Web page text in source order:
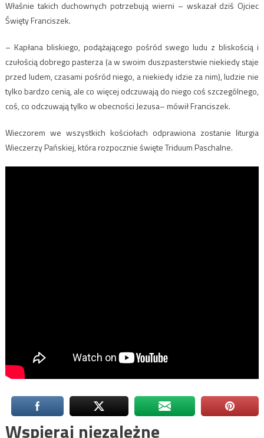
Właśnie takich duchownych potrzebują wierni – wskazał dziś Ojciec
Święty Franciszek.
– Kapłana bliskiego, podążającego pośród swego ludu z bliskością i
czułością dobrego pasterza (a w swoim duszpasterstwie niekiedy staje
przed ludem, czasami pośród niego, a niekiedy idzie za nim), ludzie nie
tylko bardzo cenią, ale co więcej odczuwają do niego coś szczególnego,
coś, co odczuwają tylko w obecności Jezusa– mówił Franciszek.
Wieczorem we wszystkich kościołach odprawiona zostanie liturgia
Wieczerzy Pańskiej, która rozpocznie święte Triduum Paschalne.
Wspieraj niezależne